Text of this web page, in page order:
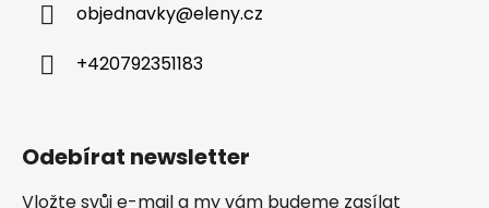
objednavky@eleny.cz
+420792351183
Odebírat newsletter
Vložte svůj e-mail a my vám budeme zasílat